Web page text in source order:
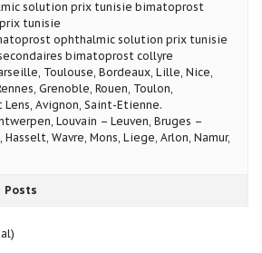
solution prix tunisie bimatoprost
tunisie
ophthalmic solution prix tunisie
bimatoprost collyre
Toulouse, Bordeaux, Lille, Nice,
Grenoble, Rouen, Toulon,
Avignon, Saint-Etienne.
Louvain – Leuven, Bruges –
Wavre, Mons, Liege, Arlon, Namur,
Posts